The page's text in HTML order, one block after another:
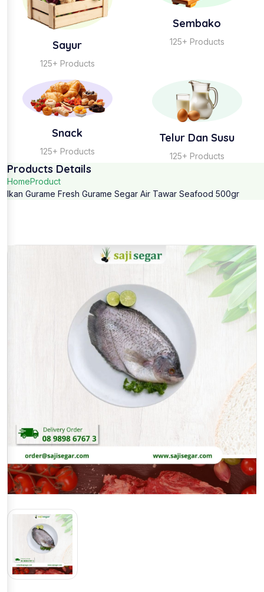
Sayur
125+ Products
Sembako
125+ Products
Snack
125+ Products
Telur Dan Susu
125+ Products
Products Details
HomeProduct
Ikan Gurame Fresh Gurame Segar Air Tawar Seafood 500gr